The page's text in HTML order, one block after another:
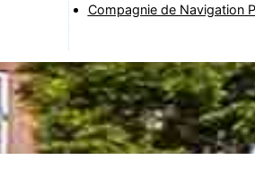
Compagnie de Navigation